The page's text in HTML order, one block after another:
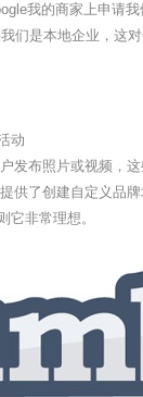
我的商家上申请
们是本地企业，这对
动
发布照片或视频，
供了创建自定义品
它非常理想。